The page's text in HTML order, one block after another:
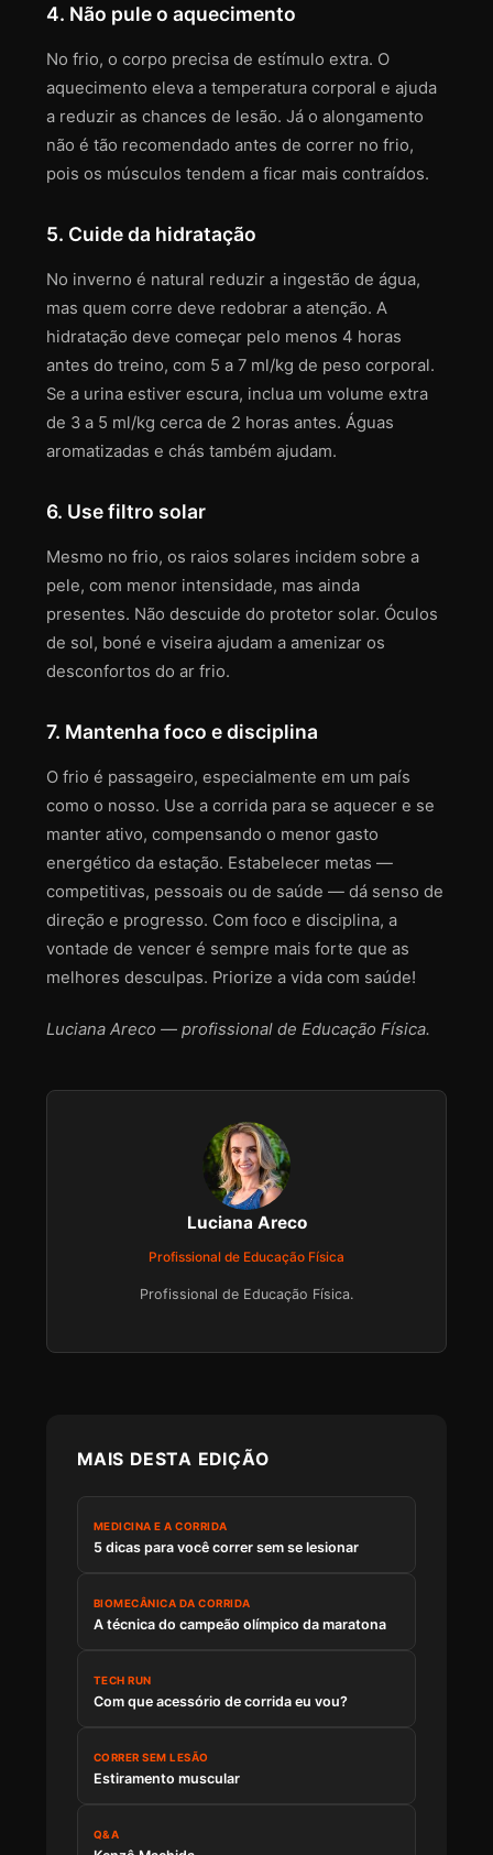
4. Não pule o aquecimento
No frio, o corpo precisa de estímulo extra. O
aquecimento eleva a temperatura corporal e ajuda
a reduzir as chances de lesão. Já o alongamento
não é tão recomendado antes de correr no frio,
pois os músculos tendem a ficar mais contraídos.
5. Cuide da hidratação
No inverno é natural reduzir a ingestão de água,
mas quem corre deve redobrar a atenção. A
hidratação deve começar pelo menos 4 horas
antes do treino, com 5 a 7 ml/kg de peso corporal.
Se a urina estiver escura, inclua um volume extra
de 3 a 5 ml/kg cerca de 2 horas antes. Águas
aromatizadas e chás também ajudam.
6. Use filtro solar
Mesmo no frio, os raios solares incidem sobre a
pele, com menor intensidade, mas ainda
presentes. Não descuide do protetor solar. Óculos
de sol, boné e viseira ajudam a amenizar os
desconfortos do ar frio.
7. Mantenha foco e disciplina
O frio é passageiro, especialmente em um país
como o nosso. Use a corrida para se aquecer e se
manter ativo, compensando o menor gasto
energético da estação. Estabelecer metas —
competitivas, pessoais ou de saúde — dá senso de
direção e progresso. Com foco e disciplina, a
vontade de vencer é sempre mais forte que as
melhores desculpas. Priorize a vida com saúde!
Luciana Areco — profissional de Educação Física.
Luciana Areco
Profissional de Educação Física
Profissional de Educação Física.
MAIS DESTA EDIÇÃO
MEDICINA E A CORRIDA
5 dicas para você correr sem se lesionar
BIOMECÂNICA DA CORRIDA
A técnica do campeão olímpico da maratona
TECH RUN
Com que acessório de corrida eu vou?
CORRER SEM LESÃO
Estiramento muscular
Q&A